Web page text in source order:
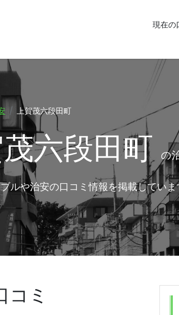
現在の
上賀茂六段田町
六段田町 の
ルや治安の口コミ情報を掲載してい
コミ